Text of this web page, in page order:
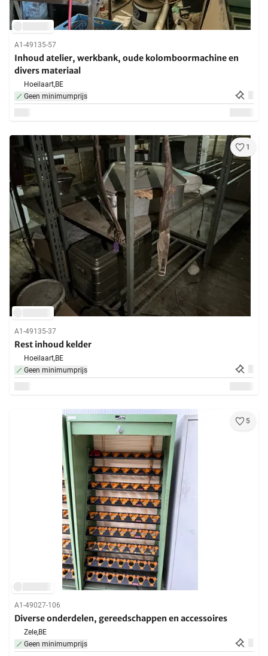
A1-49135-57
Inhoud atelier, werkbank, oude kolomboormachine en
divers materiaal
Hoeilaart,BE
Geen minimumprijs
1
A1-49135-37
Rest inhoud kelder
Hoeilaart,BE
Geen minimumprijs
5
A1-49027-106
Diverse onderdelen, gereedschappen en accessoires
Zele,BE
Geen minimumprijs